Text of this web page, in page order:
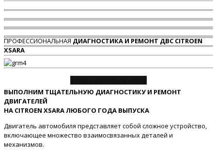
ПРОФЕССИОНАЛЬНАЯ ДИАГНОСТИКА И РЕМОНТ ДВС CITROEN
XSARA
ВЫПОЛНИМ ТЩАТЕЛЬНУЮ ДИАГНОСТИКУ И РЕМОНТ
ДВИГАТЕЛЕЙ
НА CITROEN XSARA ЛЮБОГО ГОДА ВЫПУСКА
Двигатель автомобиля представляет собой сложное устройство,
включающее множество взаимосвязанных деталей и
механизмов.